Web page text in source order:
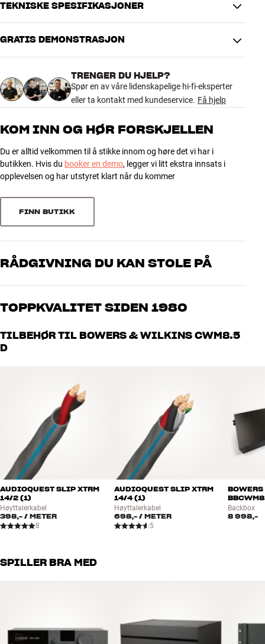
TEKNISKE SPESIFIKASJONER
Maksimal bordtykkelse
32 mm
DIMENSJONER OG DESIGN
Vekt produkt (kg)
5
Vekt emballasje (kg)
5
Mål (emballasje)
34 x 26,5 x 50 cm (bredde x
høyde x dybde)
GRATIS DEMONSTRASJON
TRENGER DU HJELP?
Spør en av våre lidenskapelige hi-fi-eksperter
eller ta kontakt med kundeservice. Få hjelp
KOM INN OG HØR FORSKJELLEN
Du er alltid velkommen til å stikke innom og høre det vi har i
butikken. Hvis du booker en demo, legger vi litt ekstra innsats i
opplevelsen og har utstyret klart når du kommer
FINN BUTIKK
RÅDGIVNING DU KAN STOLE PÅ
Våre medarbeidere er ekte entusiaster som kjenner produktene og
Fortell oss hva du drømmer om, så finner vi løsningen som passer
TOPPKVALITET SIDEN 1980
Alle HiFi Klubbens produkter for musikk, hjemmekino og TV er
håndplukket kvalitet som er laget for å vare i mange år. Det er bra
for både lommeboken og miljøet.
TILBEHØR TIL BOWERS & WILKINS CWM8.5
D
AUDIOQUEST SLIP XTRM
14/2 (1)
Høyttalerkabel
398,- / METER
8
AUDIOQUEST SLIP XTRM
14/4 (1)
Høyttalerkabel
698,-/ METER
5
Backbox
8 998,-
SPILLER BRA MED